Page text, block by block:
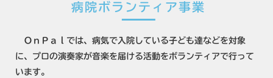
病院ボランティア事業
ＯｎＰａｌでは、病気で入院している子ども達などを対象
に、プロの演奏家が音楽を届ける活動をボランティアで行って
います。